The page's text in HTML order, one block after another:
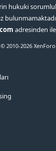
hukuki
adresinden
© 2010-2026